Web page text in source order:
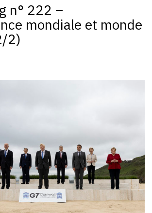
n° 222 –
mondiale et monde
2)